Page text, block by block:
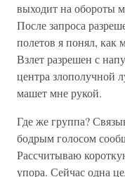
выходит на обороты
После запроса
полетов я понял, как
Взлет разрешен с
центра злополучной
машет мне рукой.
Где же группа?
бодрым голосом
Рассчитываю
упора. Сейчас одна